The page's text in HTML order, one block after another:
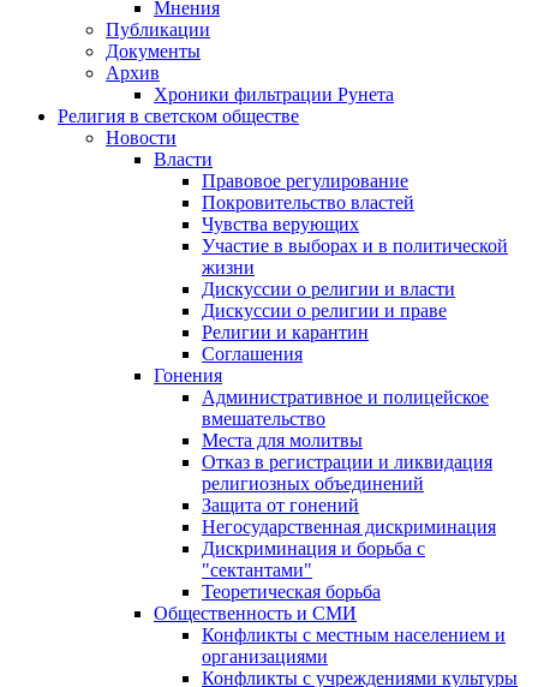
Мнения
Публикации
Документы
Архив
Хроники фильтрации Рунета
Религия в светском обществе
Новости
Власти
Правовое регулирование
Покровительство властей
Чувства верующих
Участие в выборах и в политической
жизни
Дискуссии о религии и власти
Дискуссии о религии и праве
Религии и карантин
Соглашения
Гонения
Административное и полицейское
вмешательство
Места для молитвы
Отказ в регистрации и ликвидация
религиозных объединений
Защита от гонений
Негосударственная дискриминация
Дискриминация и борьба с
"сектантами"
Теоретическая борьба
Общественность и СМИ
Конфликты с местным населением и
организациями
Конфликты с учреждениями культуры